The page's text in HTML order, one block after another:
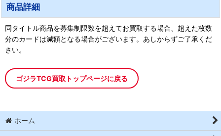
商品詳細
同タイトル商品を募集制限数を超えてお買取する場合、超えた枚数
分のカードは減額となる場合がございます。あしからずご了承くだ
さい。
ゴジラTCG買取トップページに戻る
ホーム